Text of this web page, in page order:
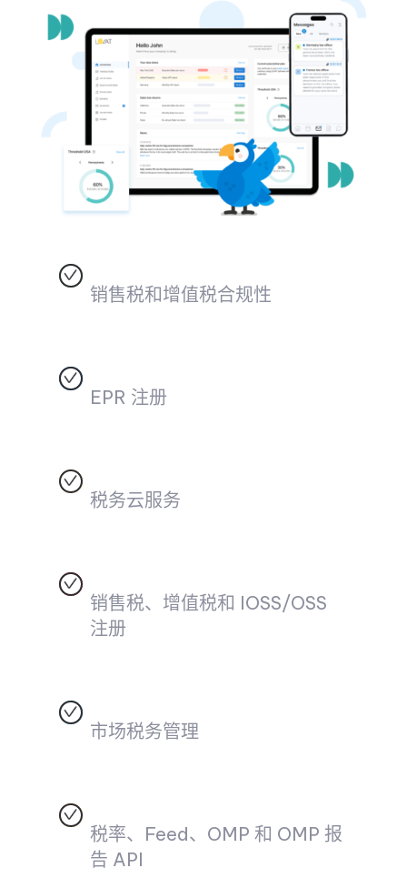
销售税和增值税合规性
EPR 注册
税务云服务
销售税、增值税和 IOSS/OSS
注册
市场税务管理
税率、Feed、OMP 和 OMP 报
告 API